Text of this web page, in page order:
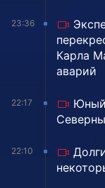
23:36
Карла
аварий
22:17
Юный
22:10